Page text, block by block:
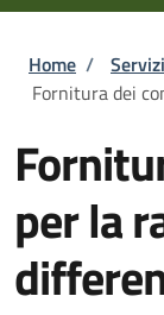
Briciole
Home / Servizi
Fornitura dei
per la